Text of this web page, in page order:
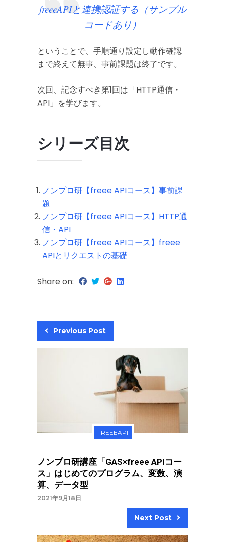
freeeAPIと連携認証する（サンプル
コードあり）
ということで、手順通り設定し動作確認
まで終えて無事、事前課題は終了です。
次回、記念すべき第1回は「HTTP通信・
API」を学びます。
シリーズ目次
ノンプロ研【freee APIコース】事前課
題
ノンプロ研【freee APIコース】HTTP通
信 ・ API
ノンプロ研【freee APIコース】freee
APIとリクエストの基礎
Share on:
Previous Post
FREEEAPI
ノンプロ研講座「GAS×freee APIコー
ス」はじめてのプログラム、変数、演
算、データ型
2021年9月18日
Next Post